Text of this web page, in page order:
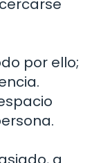
por ello;